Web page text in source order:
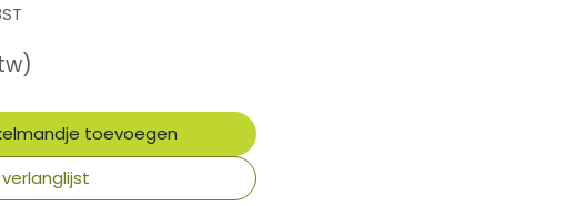
toevoegen